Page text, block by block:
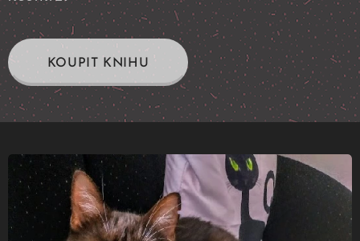
KOUPIT KNIHU